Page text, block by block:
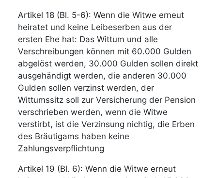
Artikel 18 (Bl. 5-6): Wenn die Witwe erneut
heiratet und keine Leibeserben aus der
ersten Ehe hat: Das Wittum und alle
Verschreibungen können mit 60.000 Gulden
abgelöst werden, 30.000 Gulden sollen direkt
ausgehändigt werden, die anderen 30.000
Gulden sollen verzinst werden, der
Wittumssitz soll zur Versicherung der Pension
verschrieben werden, wenn die Witwe
verstirbt, ist die Verzinsung nichtig, die Erben
des Bräutigams haben keine
Zahlungsverpflichtung
Artikel 19 (Bl. 6): Wenn die Witwe erneut